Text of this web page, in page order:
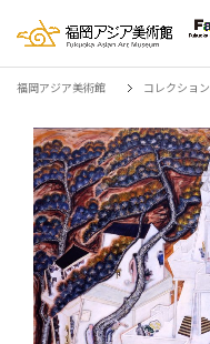
福岡アジア美術館 コレクション